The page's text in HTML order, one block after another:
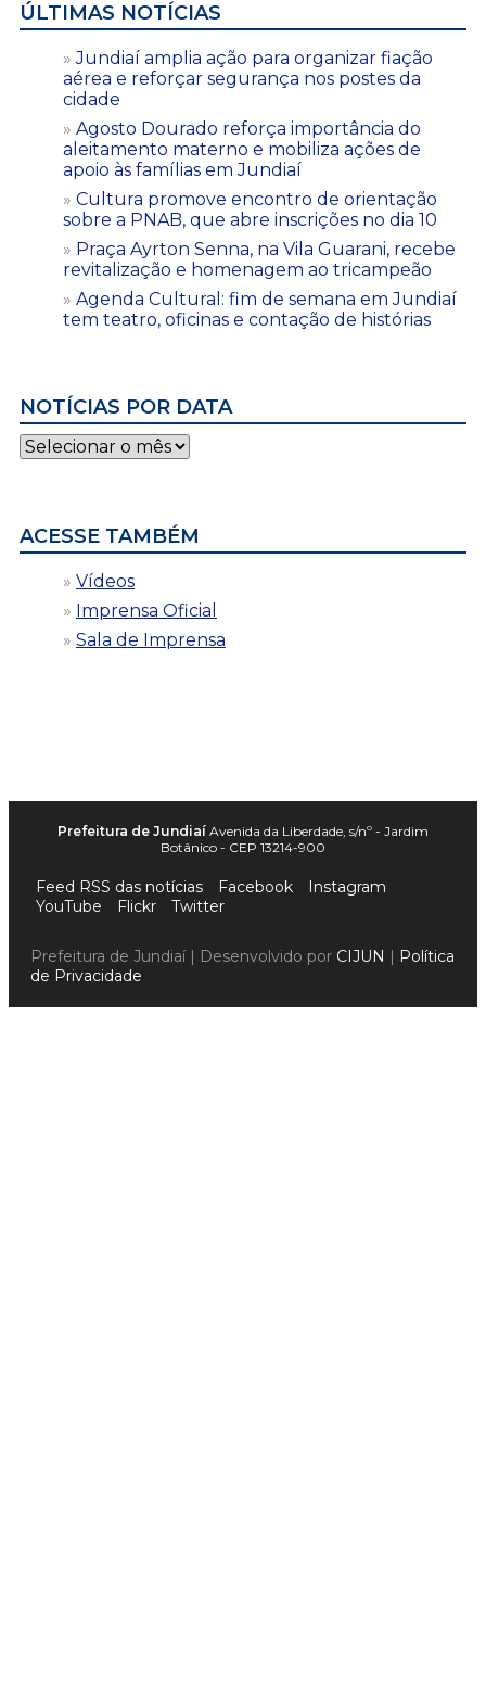
ÚLTIMAS NOTÍCIAS
Jundiaí amplia ação para organizar fiação
aérea e reforçar segurança nos postes da
cidade
Agosto Dourado reforça importância do
aleitamento materno e mobiliza ações de
apoio às famílias em Jundiaí
Cultura promove encontro de orientação
sobre a PNAB, que abre inscrições no dia 10
Praça Ayrton Senna, na Vila Guarani, recebe
revitalização e homenagem ao tricampeão
Agenda Cultural: fim de semana em Jundiaí
tem teatro, oficinas e contação de histórias
NOTÍCIAS POR DATA
Notícias
por
ACESSE TAMBÉM
Vídeos
Imprensa Oficial
Sala de Imprensa
Prefeitura de Jundiaí Avenida da Liberdade, s/nº - Jardim
Botânico - CEP 13214-900
Feed RSS das notícias Facebook
Instagram
YouTube
Flickr Twitter
Prefeitura de Jundiaí | Desenvolvido por CIJUN | Política
de Privacidade